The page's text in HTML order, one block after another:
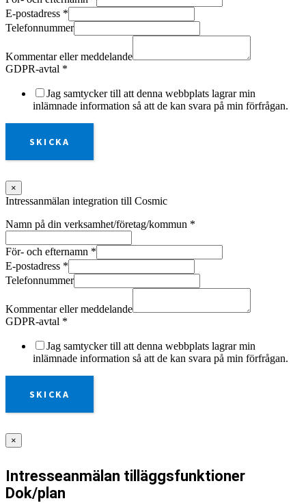
E-postadress *
Telefonnummer
Kommentar eller meddelande
GDPR-avtal *
Jag samtycker till att denna webbplats lagrar min
inlämnade information så att de kan svara på min förfrågan.
SKICKA
×
Intressanmälan integration till Cosmic
Namn på din verksamhet/företag/kommun *
För- och efternamn *
E-postadress *
Telefonnummer
Kommentar eller meddelande
GDPR-avtal *
Jag samtycker till att denna webbplats lagrar min
inlämnade information så att de kan svara på min förfrågan.
SKICKA
×
Intresseanmälan tilläggsfunktioner
Dok/plan